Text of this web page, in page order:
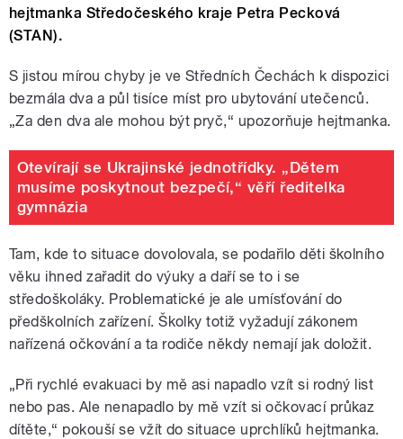
hejtmanka Středočeského kraje Petra Pecková
(STAN).
S jistou mírou chyby je ve Středních Čechách k dispozici
bezmála dva a půl tisíce míst pro ubytování utečenců.
„Za den dva ale mohou být pryč,“ upozorňuje hejtmanka.
Otevírají se Ukrajinské jednotřídky. „Dětem
musíme poskytnout bezpečí,“ věří ředitelka
gymnázia
Tam, kde to situace dovolovala, se podařilo děti školního
věku ihned zařadit do výuky a daří se to i se
středoškoláky. Problematické je ale umísťování do
předškolních zařízení. Školky totiž vyžadují zákonem
nařízená očkování a ta rodiče někdy nemají jak doložit.
„Při rychlé evakuaci by mě asi napadlo vzít si rodný list
nebo pas. Ale nenapadlo by mě vzít si očkovací průkaz
dítěte,“ pokouší se vžít do situace uprchlíků hejtmanka.